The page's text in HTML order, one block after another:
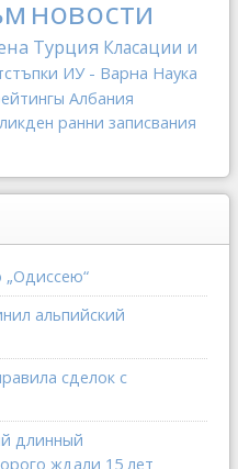
новости
Турция Класации и
ИУ - Варна Наука
Албания
ранни записвания
альпийский
сделок с
длинный
ждали 15 лет